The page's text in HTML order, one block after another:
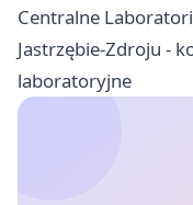
Centralne
Jastrzębie-Zdroju -
laboratoryjne